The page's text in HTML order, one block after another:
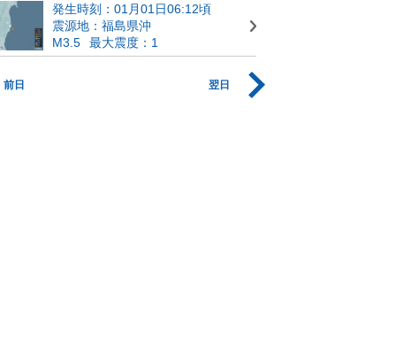
発生時刻：01月01日06:12頃
震源地：福島県沖
M3.5
最大震度：1
前日 翌日